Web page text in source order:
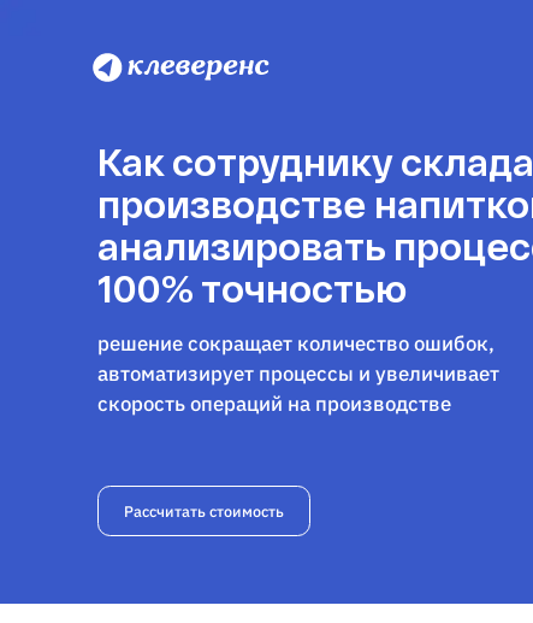
Как сотруднику
производстве
анализировать
100% точностью
решение сокращает количество ошибок,
автоматизирует процессы и увеличивает
скорость операций на производстве
Рассчитать стоимость